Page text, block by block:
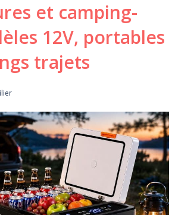
et camping-
12V, portables
trajets